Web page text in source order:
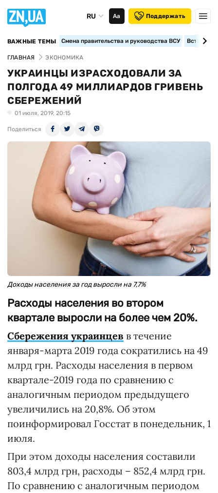
RU Аа Поддержать
ВАЖНЫЕ ТЕМЫ Смена правительства и руководства ВСУ
ГЛАВНАЯ ЭКОНОМИКА
УКРАИНЦЫ ИЗРАСХОДОВАЛИ ЗА
ПОЛГОДА 49 МИЛЛИАРДОВ ГРИВЕНЬ
СБЕРЕЖЕНИЙ
01 июля, 2019, 20:15
Поделиться
Доходы населения за год выросли на 7,7%
Расходы населения во втором
квартале выросли на более чем 20%.
Сбережения украинцев в течение
января-марта 2019 года сократились на 49
млрд грн. Расходы населения в первом
квартале-2019 года по сравнению с
аналогичным периодом предыдущего
увеличились на 20,8%. Об этом
поинформировал Госстат в понедельник, 1
июля.
При этом доходы населения составили
803,4 млрд грн, расходы – 852,4 млрд грн.
По сравнению с аналогичным периодом